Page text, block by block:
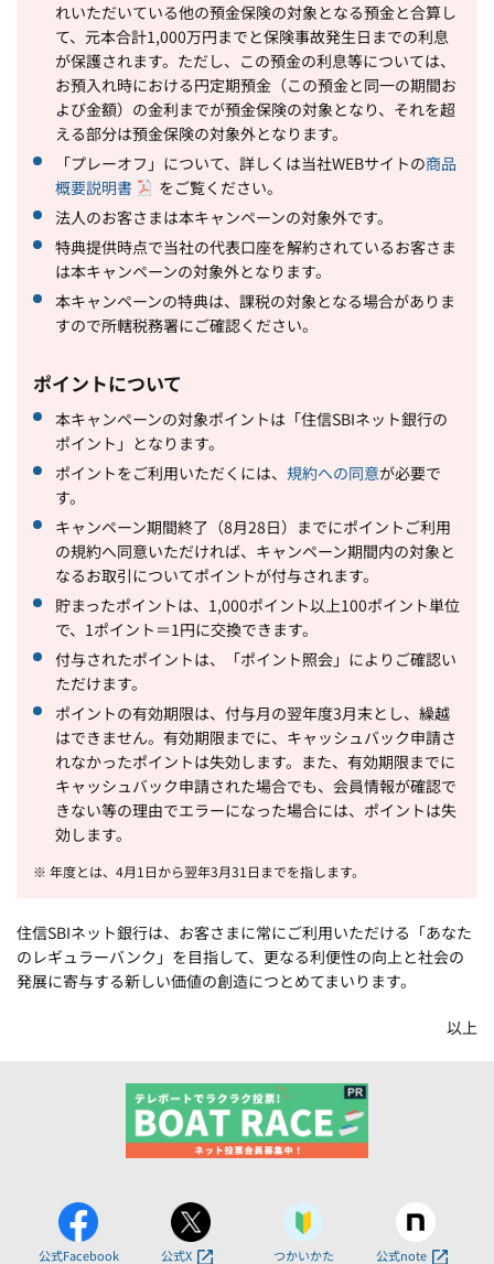
れいただいている他の預金保険の対象となる預金と合算し
て、元本合計1,000万円までと保険事故発生日までの利息
が保護されます。ただし、この預金の利息等については、
お預入れ時における円定期預金（この預金と同一の期間お
よび金額）の金利までが預金保険の対象となり、それを超
える部分は預金保険の対象外となります。
「プレーオフ」について、詳しくは当社WEBサイトの商品
概要説明書
をご覧ください。
法人のお客さまは本キャンペーンの対象外です。
特典提供時点で当社の代表口座を解約されているお客さま
は本キャンペーンの対象外となります。
本キャンペーンの特典は、課税の対象となる場合がありま
すので所轄税務署にご確認ください。
ポイントについて
本キャンペーンの対象ポイントは「住信SBIネット銀行の
ポイント」となります。
ポイントをご利用いただくには、 規約への同意が必要で
す。
キャンペーン期間終了（8月28日）までにポイントご利用
の規約へ同意いただければ、キャンペーン期間内の対象と
なるお取引についてポイントが付与されます。
貯まったポイントは、1,000ポイント以上100ポイント単位
で、1ポイント＝1円に交換できます。
付与されたポイントは、「ポイント照会」によりご確認い
ただけます。
ポイントの有効期限は、付与月の翌年度3月末とし、繰越
はできません。有効期限までに、キャッシュバック申請さ
れなかったポイントは失効します。また、有効期限までに
キャッシュバック申請された場合でも、会員情報が確認で
きない等の理由でエラーになった場合には、ポイントは失
効します。
※ 年度とは、4月1日から翌年3月31日までを指します。
住信SBIネット銀行は、お客さまに常にご利用いただける「あなた
のレギュラーバンク」を目指して、更なる利便性の向上と社会の
発展に寄与する新しい価値の創造につとめてまいります。
以上
公式Facebook
公式X
つかいかた
公式note